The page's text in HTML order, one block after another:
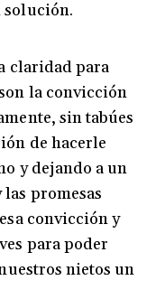
solución.
claridad para
la convicción
sin tabúes
de hacerle
y dejando a un
promesas
convicción y
para poder
nietos un